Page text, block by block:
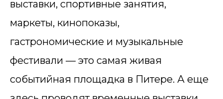
выставки, спортивные занятия,
маркеты, кинопоказы,
гастрономические и музыкальные
фестивали — это самая живая
событийная площадка в Питере. А еще